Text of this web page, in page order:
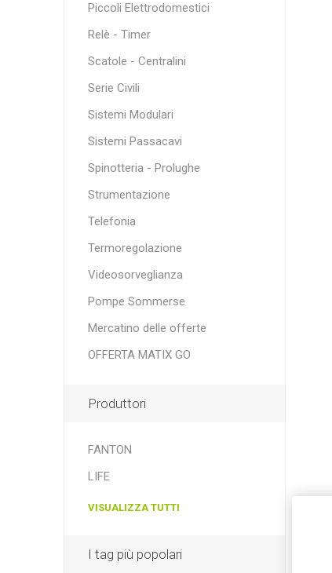
Piccoli Elettrodomestici
Relè - Timer
Scatole - Centralini
Serie Civili
Sistemi Modulari
Sistemi Passacavi
Spinotteria - Prolughe
Strumentazione
Telefonia
Termoregolazione
Videosorveglianza
Pompe Sommerse
Mercatino delle offerte
OFFERTA MATIX GO
Produttori
FANTON
LIFE
VISUALIZZA TUTTI
I tag più popolari